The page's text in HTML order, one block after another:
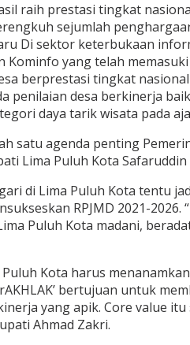
raih prestasi tingkat
sejumlah
Di sektor keterbukaan
yang telah
berprestasi tingkat
desa berkinerja
daya tarik wisata pada
agenda penting
Lima Puluh Kota Safaruddin
di Lima Puluh Kota tentu
RPJMD 2021-
Puluh Kota madani,
Kota harus
bertujuan untuk
yang apik. Core value
Ahmad Zakri.